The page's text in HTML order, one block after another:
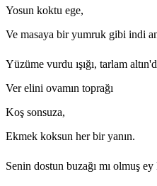
Yosun koktu ege,
Ve masaya bir yumruk gibi indi
Yüzüme vurdu ışığı, tarlam
Ver elini ovamın toprağı
Koş sonsuza,
Ekmek koksun her bir yanın.
Senin dostun buzağı mı olmuş ey